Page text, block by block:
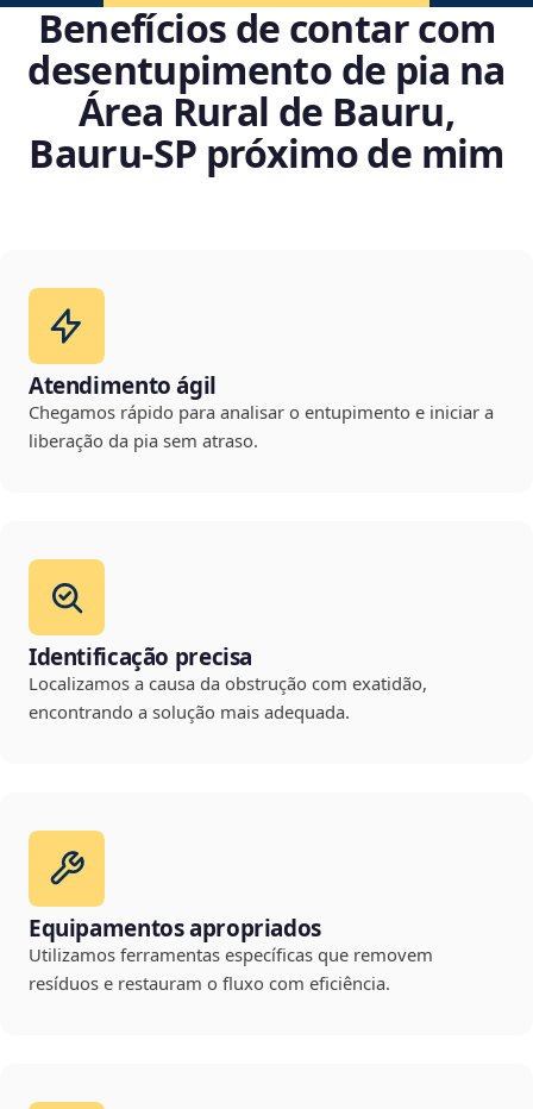
Benefícios de contar com
desentupimento de pia na
Área Rural de Bauru,
Bauru‑SP próximo de mim
Atendimento ágil
Chegamos rápido para analisar o entupimento e iniciar a
liberação da pia sem atraso.
Identificação precisa
Localizamos a causa da obstrução com exatidão,
encontrando a solução mais adequada.
Equipamentos apropriados
Utilizamos ferramentas específicas que removem
resíduos e restauram o fluxo com eficiência.